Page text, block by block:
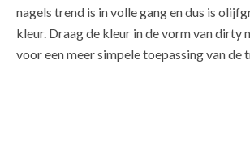
nagels trend is in volle gang en dus is
kleur. Draag de kleur in de vorm van dirty
voor een meer simpele toepassing van de